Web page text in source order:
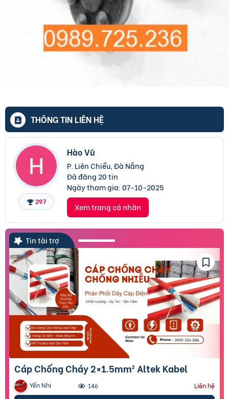
THÔNG TIN LIÊN HỆ
297
Hào Vũ
P. Liên Chiểu, Đà Nẵng
Đã đăng 20 tin
Ngày tham gia:07-10-2025
Xem trang cá nhân
Tin tài trợ
Cáp Chống Cháy 2×1.5mm² Altek Kabel
Yến Nhi 146 Liên hệ